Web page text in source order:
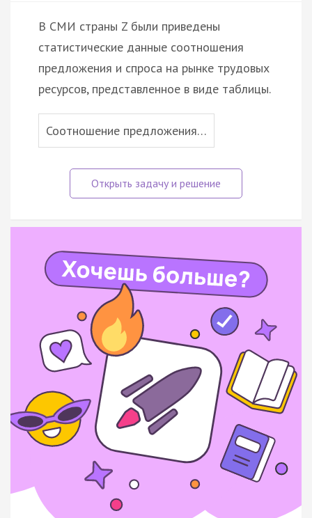
В СМИ страны Z были приведены
статистические данные соотношения
предложения и спроса на рынке трудовых
ресурсов, представленное в виде таблицы.
Соотношение предложения…